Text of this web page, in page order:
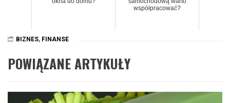
współpracować?
BIZNES, FINANSE
POWIĄZANE ARTYKUŁY